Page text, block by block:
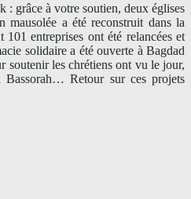
: grâce à votre soutien, deux églises
a été reconstruit dans la
entreprises ont été relancées et
solidaire a été ouverte à Bagdad
soutenir les chrétiens ont vu le jour,
Bassorah… Retour sur ces projets